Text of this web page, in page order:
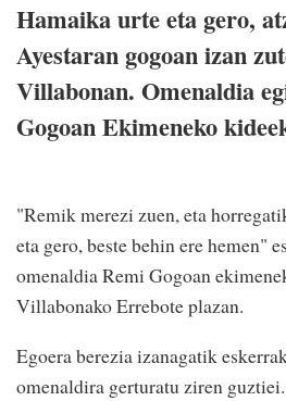
Hamaika urte eta gero,
Ayestaran gogoan izan
Villabonan. Omenaldia
Gogoan Ekimeneko
"Remik merezi zuen, eta
eta gero, beste behin ere hemen"
omenaldia Remi Gogoan
Villabonako Errebote plazan.
Egoera berezia izanagatik
omenaldira gerturatu ziren